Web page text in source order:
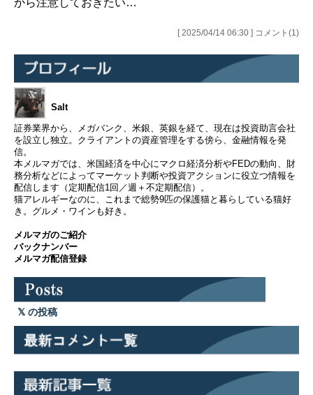
から注意しておきたい…
[ 2025/04/14 06:30 ] コメント(1)
Salt
証券業界から、メガバンク、米銀、英銀を経て、現在は投資助言会社
を設立し独立。クライアントの資産管理をする傍ら、金融情報を発
信。
本メルマガでは、米国経済を中心にマクロ経済分析やFEDの動向、財
務分析などによってマーケット判断や投資アクションに役立つ情報を
配信します（定期配信1回／週＋不定期配信）。
猫アレルギーなのに、これまで総勢9匹の保護猫と暮らしている猫好
き。グルメ・ワインも好き。
メルマガのご紹介
バックナンバー
メルマガ配信登録
の投稿